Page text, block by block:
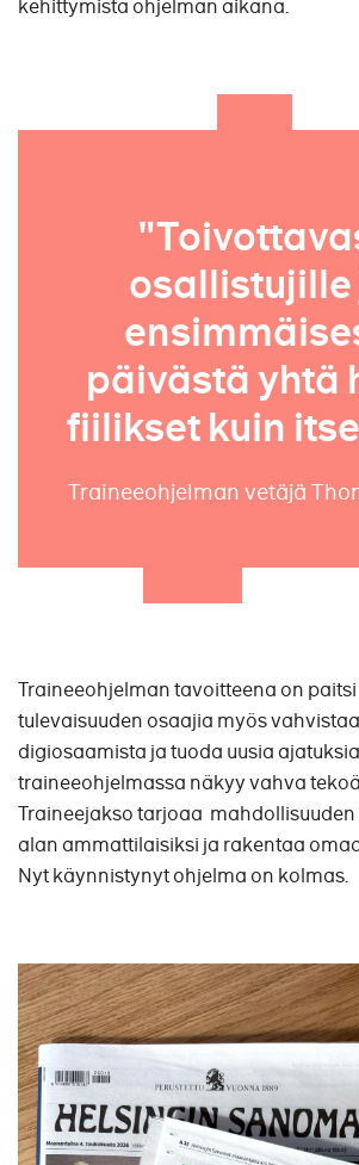
kehittymistä ohjelman aikana.
osallistujille
päivästä yhtä
fiilikset kuin
Traineeohjelman vetäjä
Traineeohjelman tavoitteena on
tulevaisuuden osaajia myös
digiosaamista ja tuoda uusia
traineeohjelmassa näkyy vahva
Traineejakso tarjoaa
alan ammattilaisiksi ja rakentaa
Nyt käynnistynyt ohjelma on kolmas.